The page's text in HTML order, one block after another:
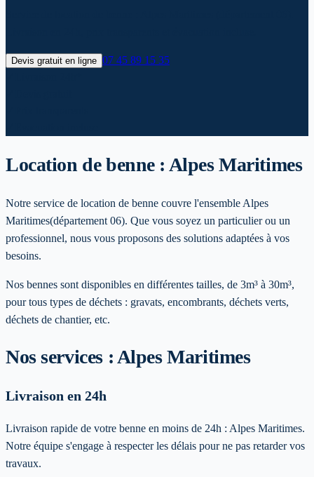
Devis gratuit en ligne 07 45 89 15 35
Location de benne : Alpes Maritimes
Notre service de location de benne couvre l'ensemble Alpes
Maritimes(département 06). Que vous soyez un particulier ou un
professionnel, nous vous proposons des solutions adaptées à vos
besoins.
Nos bennes sont disponibles en différentes tailles, de 3m³ à 30m³,
pour tous types de déchets : gravats, encombrants, déchets verts,
déchets de chantier, etc.
Nos services : Alpes Maritimes
Livraison en 24h
Livraison rapide de votre benne en moins de 24h : Alpes Maritimes.
Notre équipe s'engage à respecter les délais pour ne pas retarder vos
travaux.